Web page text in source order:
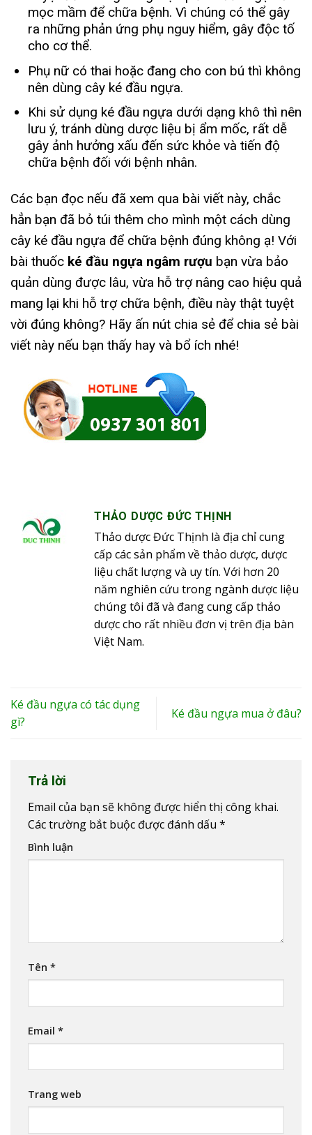
mọc mầm để chữa bệnh. Vì chúng có thể gây
ra những phản ứng phụ nguy hiểm, gây độc tố
cho cơ thể.
Phụ nữ có thai hoặc đang cho con bú thì không
nên dùng cây ké đầu ngựa.
Khi sử dụng ké đầu ngựa dưới dạng khô thì nên
lưu ý, tránh dùng dược liệu bị ẩm mốc, rất dễ
gây ảnh hưởng xấu đến sức khỏe và tiến độ
chữa bệnh đối với bệnh nhân.
Các bạn đọc nếu đã xem qua bài viết này, chắc
hẳn bạn đã bỏ túi thêm cho mình một cách dùng
cây ké đầu ngựa để chữa bệnh đúng không ạ! Với
bài thuốc ké đầu ngựa ngâm rượu bạn vừa bảo
quản dùng được lâu, vừa hỗ trợ nâng cao hiệu quả
mang lại khi hỗ trợ chữa bệnh, điều này thật tuyệt
vời đúng không? Hãy ấn nút chia sẻ để chia sẻ bài
viết này nếu bạn thấy hay và bổ ích nhé!
THẢO DƯỢC ĐỨC THỊNH
Thảo dược Đức Thịnh là địa chỉ cung
cấp các sản phẩm về thảo dược, dược
liệu chất lượng và uy tín. Với hơn 20
năm nghiên cứu trong ngành dược liệu
chúng tôi đã và đang cung cấp thảo
dược cho rất nhiều đơn vị trên địa bàn
Việt Nam.
Ké đầu ngựa có tác dụng
gì?
Ké đầu ngựa mua ở đâu?
Trả lời
Email của bạn sẽ không được hiển thị công khai.
Các trường bắt buộc được đánh dấu *
Bình luận
Tên *
Email *
Trang web